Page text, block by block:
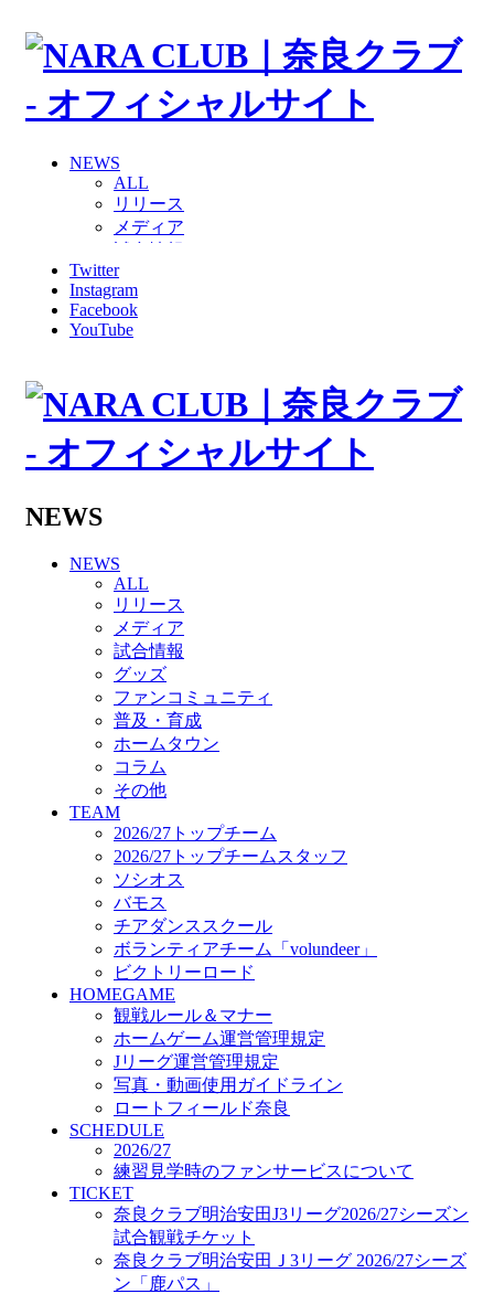
NEWS
ALL
リリース
メディア
グッズ
ファンコミュニティ
普及・育成
ホームタウン
その他
TEAM
2026/27トップチームスタッフ
ビクトリーロード
HOMEGAME
観戦ルール＆マナー
ホームゲーム運営管理規定
Jリーグ運営管理規定
写真・動画使用ガイドライン
ロートフィールド奈良
SCHEDULE
2026/27
練習見学時のファンサービスについて
TICKET
奈良クラブ明治安田J3リーグ2026/27シーズン
試合観戦チケット
奈良クラブ明治安田Ｊ3リーグ 2026/27シーズ
ン「鹿パス」
観戦ルール＆マナー
FANCOMMUNITY
2026/27ファンコミュニティ
サポートショップ
GOODS
オフィシャルストア（実店舗）
オンラインストア
ACADEMY
アカデミーについて
プロジェクト
コーチ&スタッフ
ジュニア
ジュニアユース
ユース
練習拠点（ナラディーア）
SCHOOL
CLUB
2026/27 パートナー企業
Twitter
Instagram
Facebook
YouTube
NEWS
NEWS
ALL
リリース
メディア
試合情報
グッズ
ファンコミュニティ
普及・育成
ホームタウン
コラム
その他
TEAM
2026/27トップチーム
2026/27トップチームスタッフ
ソシオス
バモス
チアダンススクール
ボランティアチーム「volundeer」
ビクトリーロード
HOMEGAME
観戦ルール＆マナー
ホームゲーム運営管理規定
Jリーグ運営管理規定
写真・動画使用ガイドライン
ロートフィールド奈良
SCHEDULE
2026/27
練習見学時のファンサービスについて
TICKET
奈良クラブ明治安田J3リーグ2026/27シーズン
試合観戦チケット
奈良クラブ明治安田Ｊ3リーグ 2026/27シーズ
ン「鹿パス」